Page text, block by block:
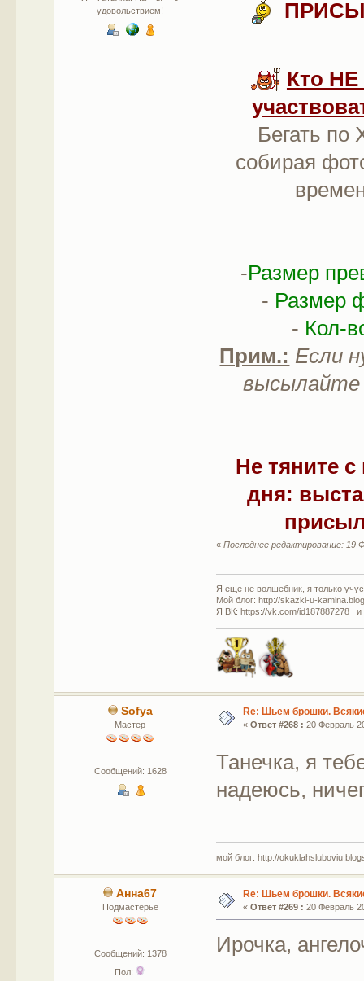
удовольствием!
Кто НЕ
Бегать
собирая
-Размер
- Размер
- Кол-
Прим.: Если
высылайте
Не тяните
дня:
«Последнее редактирование: 19
Я еще не волшебник, я только
Мой блог: http://skazki-u-
Я ВК: https://vk.com/id187887278 и
Sofya
Мастер
Сообщений: 1628
Re: Шьем брошки.
« Ответ #268 : 20 Февраль
Танечка, я
надеюсь,
мой блог: http://
Анна67
Подмастерье
Сообщений: 1378
Пол:
Re: Шьем брошки.
« Ответ #269 : 20 Февраль
Ирочка,